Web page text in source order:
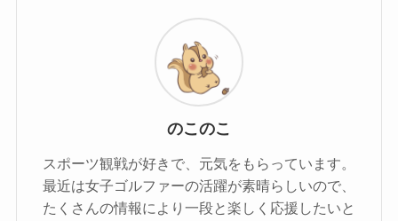
のこのこ
スポーツ観戦が好きで、元気をもらっています。
最近は女子ゴルファーの活躍が素晴らしいので、
たくさんの情報により一段と楽しく応援したいと